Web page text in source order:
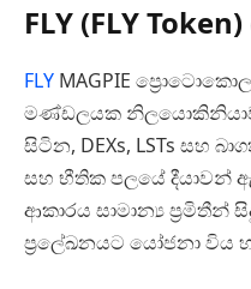
FLY (FLY
FLY MAGPIE
මණ්ඩලයක
සිටින, DEXs, LSTs සහ
සහ භීතික පලයේ දීයාවන්
ආකාරය සාමාන්‍ය ප්‍රමිතීන්
ප්‍රලේඛනයට යෝජනා විය